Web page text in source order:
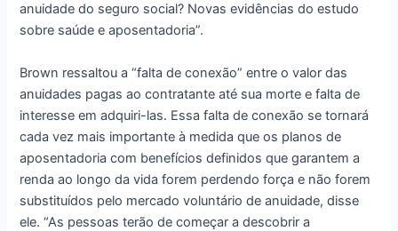
anuidade do seguro social? Novas evidências do estudo
sobre saúde e aposentadoria”.
Brown ressaltou a “falta de conexão” entre o valor das
anuidades pagas ao contratante até sua morte e falta de
interesse em adquiri-las. Essa falta de conexão se tornará
cada vez mais importante à medida que os planos de
aposentadoria com benefícios definidos que garantem a
renda ao longo da vida forem perdendo força e não forem
substituídos pelo mercado voluntário de anuidade, disse
ele. “As pessoas terão de começar a descobrir a